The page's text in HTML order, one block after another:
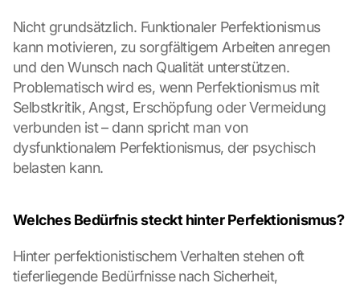
Nicht grundsätzlich. Funktionaler Perfektionismus
kann motivieren, zu sorgfältigem Arbeiten anregen
und den Wunsch nach Qualität unterstützen.
Problematisch wird es, wenn Perfektionismus mit
Selbstkritik, Angst, Erschöpfung oder Vermeidung
verbunden ist – dann spricht man von
dysfunktionalem Perfektionismus, der psychisch
belasten kann.
Welches Bedürfnis steckt hinter Perfektionismus?
Hinter perfektionistischem Verhalten stehen oft
tieferliegende Bedürfnisse nach Sicherheit,